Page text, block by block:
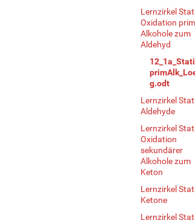
Lernzirkel
Oxidation
Alkohole zum
Aldehyd
g.odt
Lernzirkel
Aldehyde
Lernzirkel
Oxidation
sekundärer
Alkohole zum
Keton
Lernzirkel
Ketone
Lernzirkel